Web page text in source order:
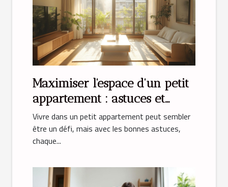
Maximiser l'espace d'un petit
appartement : astuces et
solutions
Vivre dans un petit appartement peut sembler
être un défi, mais avec les bonnes astuces,
chaque...